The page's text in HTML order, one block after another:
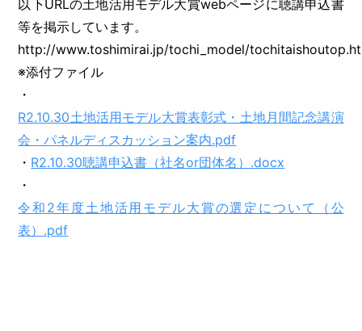
以下URLの土地活用モデル大賞webページに聴講申込書
等を掲示しています。
http://www.toshimirai.jp/tochi_model/
※添付ファイル
・
R2.10.30土地活用モデル大賞表彰式・土地月間記念講演
会・パネルディスカッション案内.pdf
・ R2.10.30聴講申込書（社名or団体名）.docx
・
令和2年度土地活用モデル大賞の選定について（公
表）.pdf